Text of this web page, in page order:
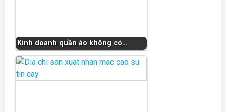
Kinh doanh quần áo không có…